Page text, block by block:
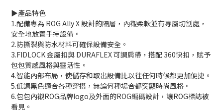
▶️產品特色
1.配備專為 ROG Ally X 設計的隔層，內襯柔軟並有專屬切割處，
安全地放置手持設備。
2.防撕裂與防水材料可確保設備安全。
3.FIDLOCK 金屬扣與 DURAFLEX 可調肩帶，搭配 360快扣，賦予
包包質感風格與靈活性。
4.智能內部布局，使儲存和取出設備比以往任何時候都更加便捷。
5.低調黑色適合各種穿搭，無論何種場合都突顯時尚風格。
6.包包內襯ROG品牌logo及外面的ROG編碼設計，讓ROG標誌被
看見。